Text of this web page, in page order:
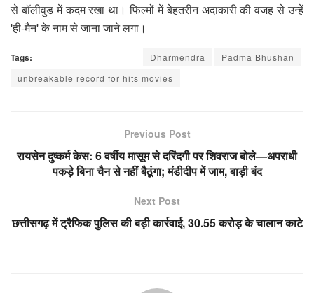
से बॉलीवुड में कदम रखा था। फिल्मों में बेहतरीन अदाकारी की वजह से उन्हें
'ही-मैन' के नाम से जाना जाने लगा।
Tags: Dharmendra
Padma Bhushan
unbreakable record for hits movies
Previous Post
रायसेन दुष्कर्म केस: 6 वर्षीय मासूम से दरिंदगी पर शिवराज बोले—अपराधी
पकड़े बिना चैन से नहीं बैठूंगा; मंडीदीप में जाम, बाड़ी बंद
Next Post
छत्तीसगढ़ में ट्रैफिक पुलिस की बड़ी कार्रवाई, 30.55 करोड़ के चालान काटे